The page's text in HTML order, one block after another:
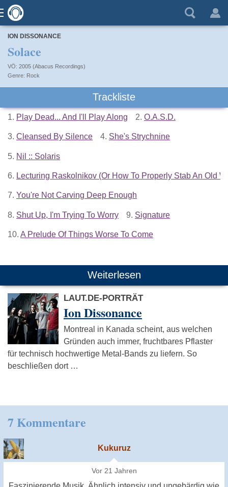
ION DISSONANCE
Solace
VÖ: 2005 (Abacus Recordings)
Rock
Trackliste
1. Play Dead... And I'll Play Along 2. O.A.S.D.
3. Cleansed By Silence 4. She's Strychnine
5. Nil :: Solaris
6. Lecturing Raskolnikov (Or How To Properly Stab An Old
7. You're Not Carving Deep Enough
8. Shut Up, I'm Trying To Worry 9. Signature
10. A Prelude Of Things Worse To Come
Weiterlesen
LAUT.DE-PORTRÄT
Ion Dissonance
Montreal in Kanada scheint, aus welchen
Gründen auch immer, fruchtbares Pflaster
für technisch hochwertige Metal-Bands zu liefern. So
beschließen dort …
7 Kommentare
Kukuruz
Vor 21 Jahren